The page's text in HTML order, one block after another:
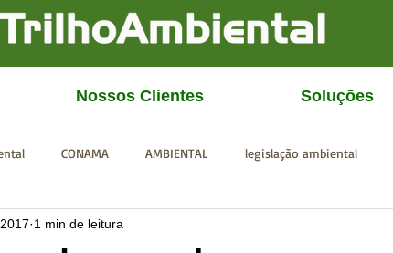
Nossos Clientes Soluçōes
CONAMA AMBIENTAL legislação ambiental
IBAMA SISEMA
1 min de leitura